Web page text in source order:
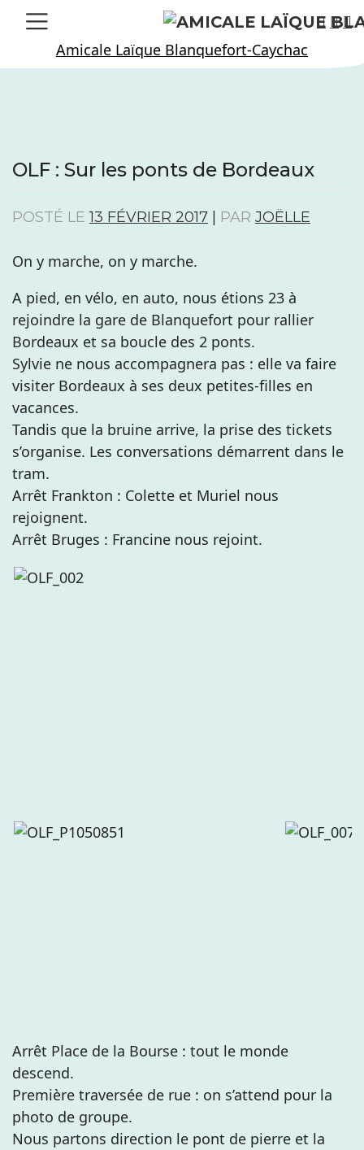
Skip
Amicale Laïque Blanquefort-Caychac
OLF : Sur les ponts de Bordeaux
POSTÉ LE13 FÉVRIER 2017 PAR JOËLLE
On y marche, on y marche.
A pied, en vélo, en auto, nous étions 23 à
rejoindre la gare de Blanquefort pour rallier
Bordeaux et sa boucle des 2 ponts.
Sylvie ne nous accompagnera pas : elle va faire
visiter Bordeaux à ses deux petites-filles en
vacances.
Tandis que la bruine arrive, la prise des tickets
s’organise. Les conversations démarrent dans le
tram.
Arrêt Frankton : Colette et Muriel nous
rejoignent.
Arrêt Bruges : Francine nous rejoint.
Arrêt Place de la Bourse : tout le monde
descend.
Première traversée de rue : on s’attend pour la
photo de groupe.
Nous partons direction le pont de pierre et la